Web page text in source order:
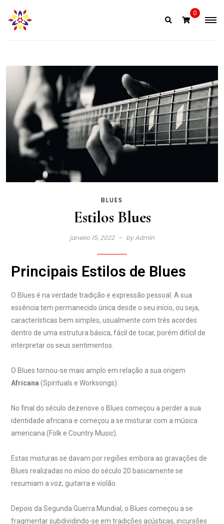
0
BLUES
Estilos Blues
janeiro 15, 2022 byAdmin
Principais Estilos de Blues
O Blues é na verdade tradição e expressão pessoal. A sua
essência tem permanecido única desde o seu início, ou seja,
características bem simples, usualmente com três acordes
dentro de uma estrutura básica, fácil de tocar, porém difícil de
interpretar os seus sentimentos.
O Blues tornou-se mais amplo em relação a sua origem
Africana (Spirituals e Worksongs).
No final do século dezenove o Blues começou a perder a sua
identidade africana e começou a se misturar com a música
americana (Folk e Country Music).
Estas misturas se davam por regiões embora as gravações de
Blues realizadas no início do século 20 basicamente se
resumiam a voz, guitarra e violão.
Depois da Segunda Guerra Mundial, o Blues começou a se
fragmentar subdividindo-se em tradições acústicas, incursões